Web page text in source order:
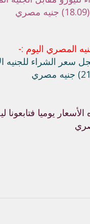
المصري اليوم :-
الشراء للجنيه الاسترليني
يوميا فتابعونا